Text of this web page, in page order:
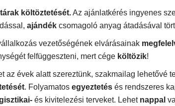
költöztetését.Az ajánlatkérés ingyenes
ajándék csomagoló anyag átadásával
vezetőségének elvárásainak
felfüggeszteni, mert cége költözik!
az évek alatt szereztünk, szakmailag lehetővé
. Folyamatos egyeztetés és rendszeres
és kivitelezési terveket. Lehet nappal